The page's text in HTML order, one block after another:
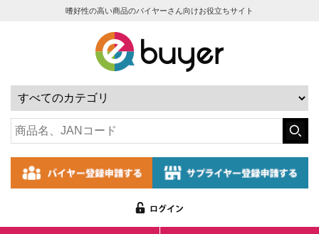
嗜好性の高い商品のバイヤーさん向けお役立ちサイト